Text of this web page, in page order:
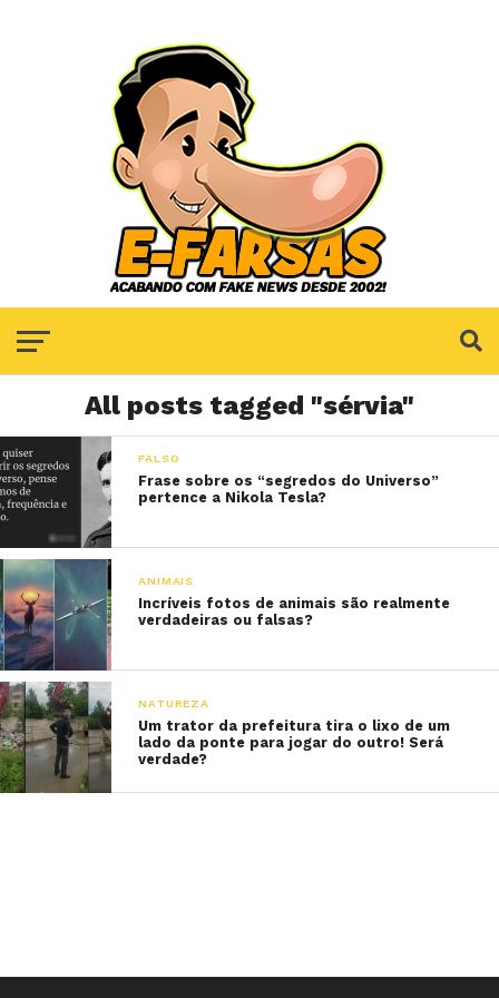
All posts tagged "sérvia"
FALSO
Frase sobre os “segredos do Universo”
pertence a Nikola Tesla?
ANIMAIS
Incríveis fotos de animais são realmente
verdadeiras ou falsas?
NATUREZA
Um trator da prefeitura tira o lixo de um
lado da ponte para jogar do outro! Será
verdade?